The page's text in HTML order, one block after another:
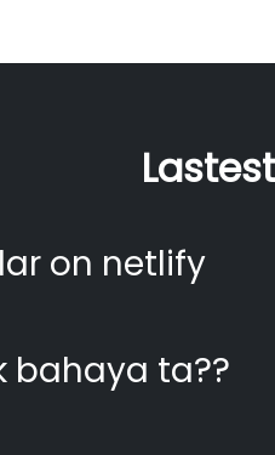
on netlify
bahaya ta??